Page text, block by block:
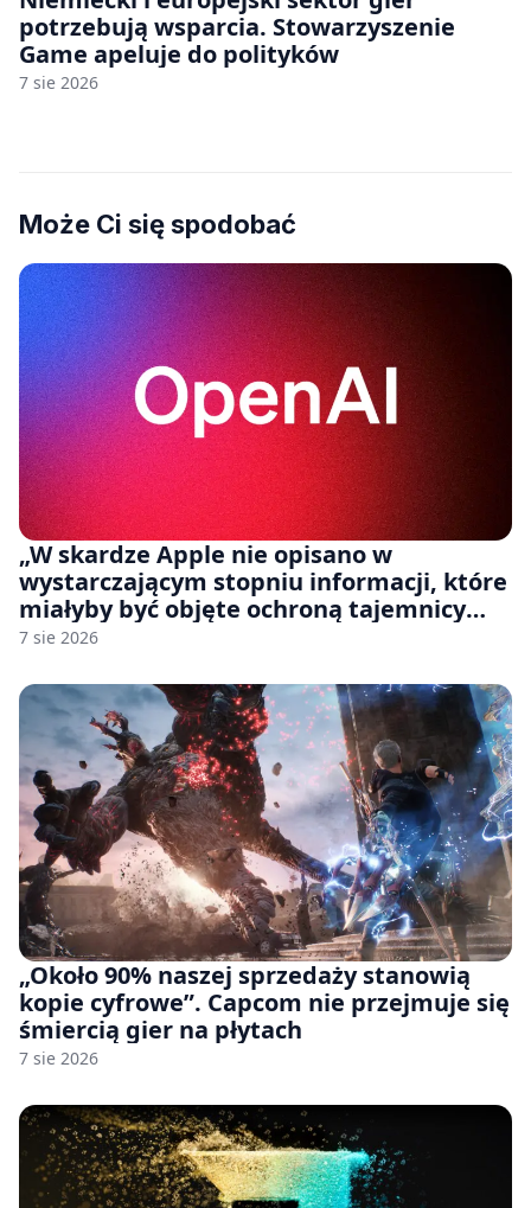
potrzebują wsparcia. Stowarzyszenie
Game apeluje do polityków
7 sie 2026
Może Ci się spodobać
„W skardze Apple nie opisano w
wystarczającym stopniu informacji, które
miałyby być objęte ochroną tajemnicy
handlowej”. OpenAI żąda odrzucenia
7 sie 2026
„Około 90% naszej sprzedaży stanowią
kopie cyfrowe”. Capcom nie przejmuje się
śmiercią gier na płytach
7 sie 2026